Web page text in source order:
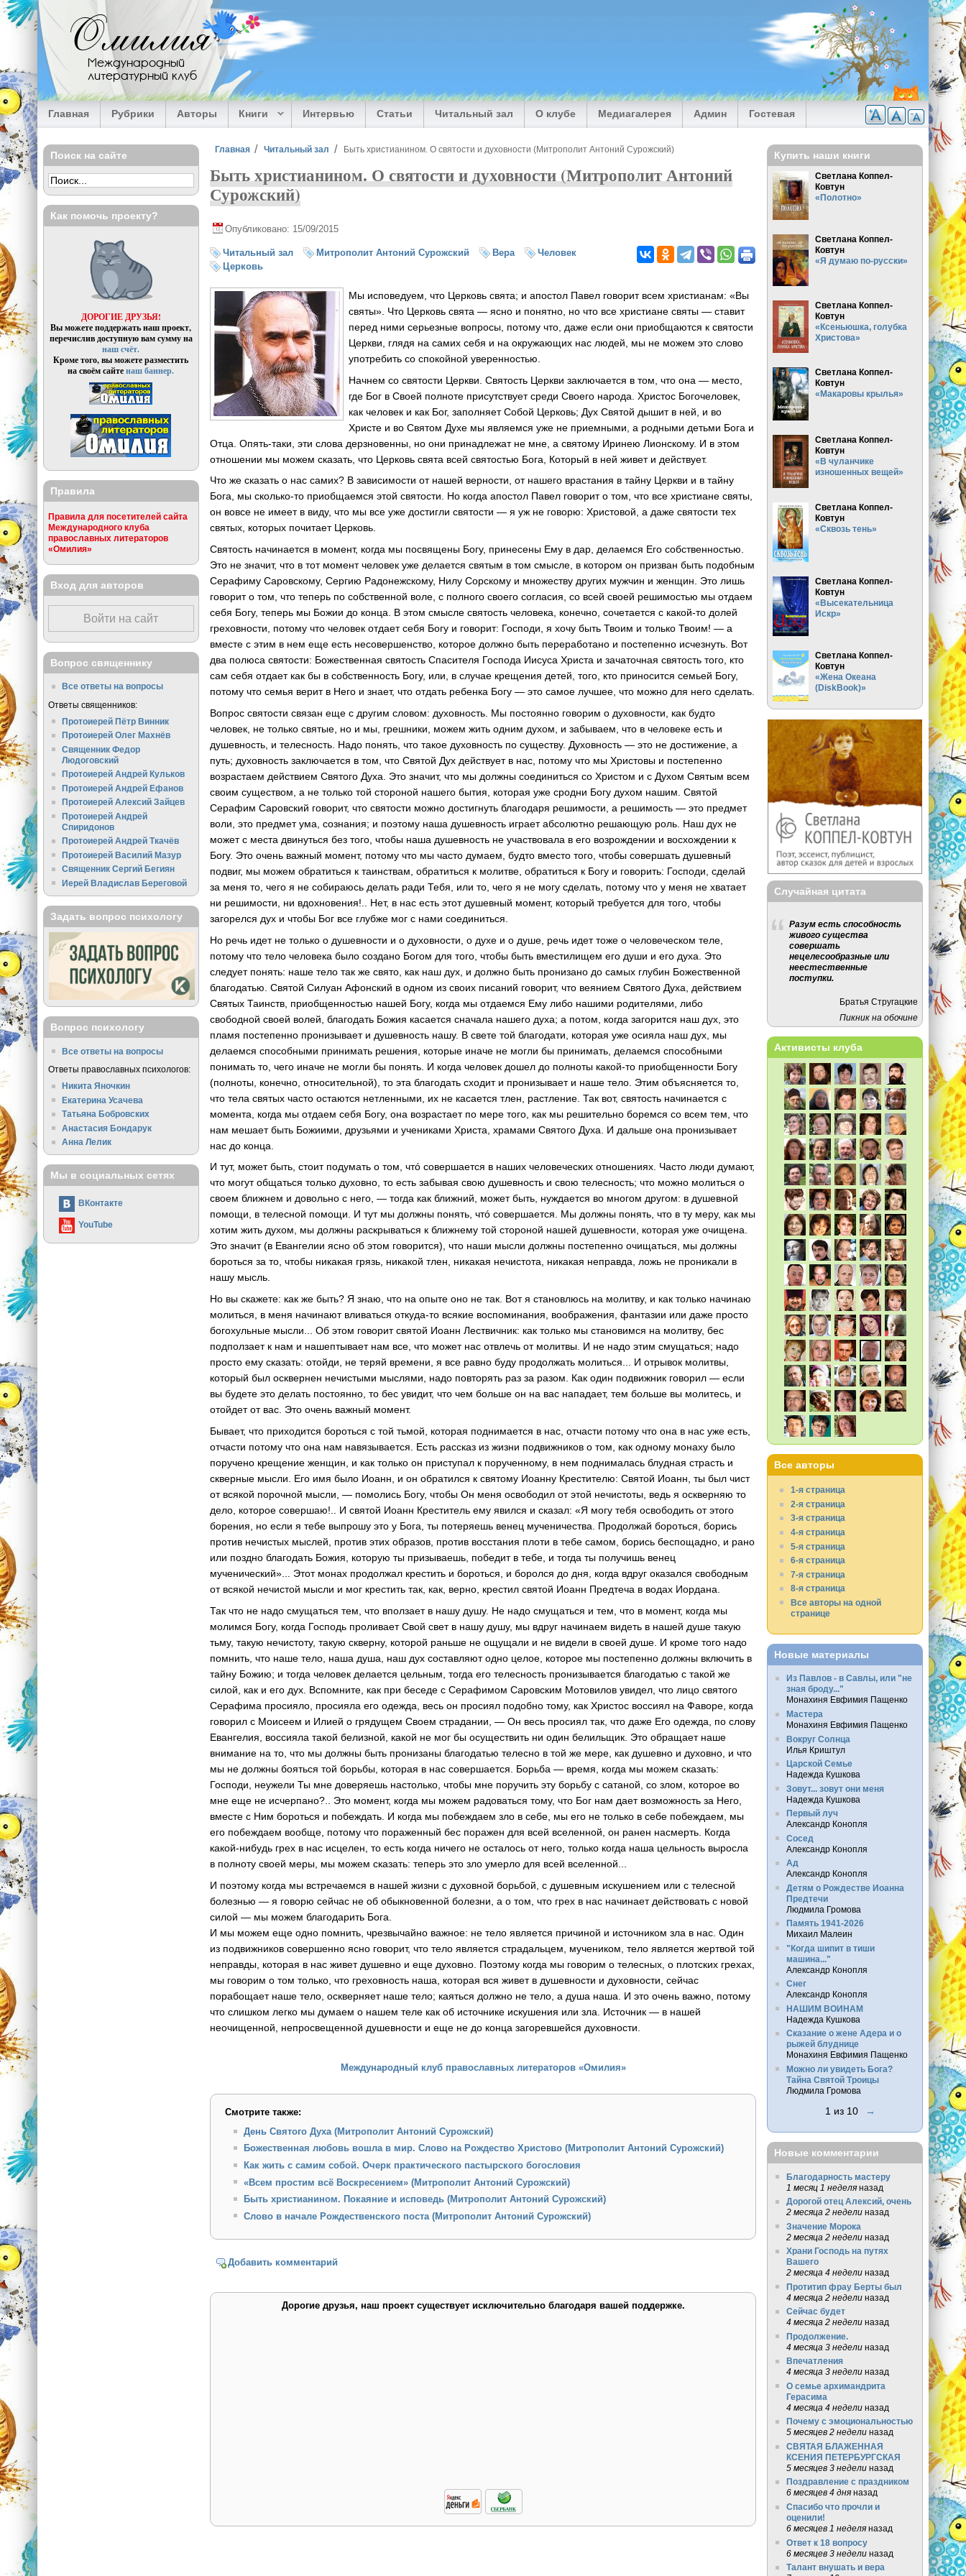
Перейти к основному содержанию
Омилия
Международный
литературный клуб
Главная Рубрики Авторы Книги Интервью Статьи Читальный зал О клубе Медиагалерея Админ Гостевая
Вы здесь
Главная Читальный зал Быть христианином. О святости и духовности (Митрополит Антоний Сурожский)
Быть христианином. О святости и духовности (Митрополит Антоний
Сурожский)
Опубликовано: 15/09/2015
Читальный зал Митрополит Антоний Сурожский Вера
Человек
Церковь
Мы исповедуем, что Церковь свята; и апостол Павел говорит всем христианам: «Вы
святы». Что Церковь свята — ясно и понятно, но что все христиане святы — ставит
перед ними серьезные вопросы, потому что, даже если они приобщаются к святости
Церкви, глядя на самих себя и на окружающих нас людей, мы не можем это слово
употребить со спокойной уверенностью.
Начнем со святости Церкви. Святость Церкви заключается в том, что она — место,
где Бог в Своей полноте присутствует среди Своего народа. Христос Богочеловек,
как человек и как Бог, заполняет Собой Церковь; Дух Святой дышит в ней, и во
Христе и во Святом Духе мы являемся уже не приемными, а родными детьми Бога и
Отца. Опять-таки, эти слова дерзновенны, но они принадлежат не мне, а святому Иринею Лионскому. И в этом
отношении мы можем сказать, что Церковь свята всей святостью Бога, Который в ней живет и действует.
Что же сказать о нас самих? В зависимости от нашей верности, от нашего врастания в тайну Церкви и в тайну
Бога, мы сколько-то приобщаемся этой святости. Но когда апостол Павел говорит о том, что все христиане святы,
он вовсе не имеет в виду, что мы все уже достигли святости — я уж не говорю: Христовой, а даже святости тех
святых, которых почитает Церковь.
Святость начинается в момент, когда мы посвящены Богу, принесены Ему в дар, делаемся Его собственностью.
Это не значит, что в тот момент человек уже делается святым в том смысле, в котором он призван быть подобным
Серафиму Саровскому, Сергию Радонежскому, Нилу Сорскому и множеству других мужчин и женщин. Это лишь
говорит о том, что теперь по собственной воле, с полного своего согласия, со всей своей решимостью мы отдаем
себя Богу, теперь мы Божии до конца. В этом смысле святость человека, конечно, сочетается с какой-то долей
греховности, потому что человек отдает себя Богу и говорит: Господи, я хочу быть Твоим и только Твоим! — а
вместе с этим в нем еще есть несовершенство, которое должно быть переработано и постепенно исчезнуть. Вот
два полюса святости: Божественная святость Спасителя Господа Иисуса Христа и зачаточная святость того, кто
сам себя отдает как бы в собственность Богу, или, в случае крещения детей, того, кто приносится семьей Богу,
потому что семья верит в Него и знает, что отдать ребенка Богу — это самое лучшее, что можно для него сделать.
Вопрос святости связан еще с другим словом: духовность. Мы постоянно говорим о духовности, как будто
человек, не только святые, но и мы, грешники, можем жить одним духом, и забываем, что в человеке есть и
душевность, и телесность. Надо понять, что такое духовность по существу. Духовность — это не достижение, а
путь; духовность заключается в том, что Святой Дух действует в нас, потому что мы Христовы и постепенно
возрастаем действием Святого Духа. Это значит, что мы должны соединиться со Христом и с Духом Святым всем
своим существом, а не только той стороной нашего бытия, которая уже сродни Богу духом нашим. Святой
Серафим Саровский говорит, что святости можно достигнуть благодаря решимости, а решимость — это предмет
воли, это предмет ума, сознания; и поэтому наша душевность играет абсолютно решающую роль. Наш дух не
может с места двинуться без того, чтобы наша душевность не участвовала в его возрождении и восхождении к
Богу. Это очень важный момент, потому что мы часто думаем, будто вместо того, чтобы совершать душевный
подвиг, мы можем обратиться к таинствам, обратиться к молитве, обратиться к Богу и говорить: Господи, сделай
за меня то, чего я не собираюсь делать ради Тебя, или то, чего я не могу сделать, потому что у меня не хватает
ни решимости, ни вдохновения!.. Нет, в нас есть этот душевный момент, который требуется для того, чтобы
загорелся дух и чтобы Бог все глубже мог с нами соединиться.
Но речь идет не только о душевности и о духовности, о духе и о душе, речь идет тоже о человеческом теле,
потому что тело человека было создано Богом для того, чтобы быть вместилищем его души и его духа. Это
следует понять: наше тело так же свято, как наш дух, и должно быть пронизано до самых глубин Божественной
благодатью. Святой Силуан Афонский в одном из своих писаний говорит, что веянием Святого Духа, действием
Святых Таинств, приобщенностью нашей Богу, когда мы отдаемся Ему либо нашими родителями, либо
свободной своей волей, благодать Божия касается сначала нашего духа; а потом, когда загорится наш дух, это
пламя постепенно пронизывает и душевность нашу. В свете той благодати, которая уже осияла наш дух, мы
делаемся способными принимать решения, которые иначе не могли бы принимать, делаемся способными
понимать то, чего иначе не могли бы понять. И когда человек дошел до полноты какой-то приобщенности Богу
(полноты, конечно, относительной), то эта благодать сходит и пронизывает и наше тело. Этим объясняется то,
что тела святых часто остаются нетленными, их не касается тлен, растление. Так вот, святость начинается с
момента, когда мы отдаем себя Богу, она возрастает по мере того, как мы решительно боремся со всем тем, что
нам мешает быть Божиими, друзьями и учениками Христа, храмами Святого Духа. И дальше она пронизывает
нас до конца.
И тут, может быть, стоит подумать о том, чтó совершается в наших человеческих отношениях. Часто люди думают,
что могут общаться только духовно, то есть забывая свою душевность и свою телесность; что можно молиться о
своем ближнем и довольно с него, — тогда как ближний, может быть, нуждается во многом другом: в душевной
помощи, в телесной помощи. И тут мы должны понять, чтó совершается. Мы должны понять, что в ту меру, как мы
хотим жить духом, мы должны раскрываться к ближнему той стороной нашей душевности, которая уже очищена.
Это значит (в Евангелии ясно об этом говорится), что наши мысли должны постепенно очищаться, мы должны
бороться за то, чтобы никакая грязь, никакой тлен, никакая нечистота, никакая неправда, ложь не проникали в
нашу мысль.
Но вы скажете: как же быть? Я знаю, что на опыте оно не так. Вот я становлюсь на молитву, и как только начинаю
молиться, в меня начинают вливаться откуда-то всякие воспоминания, воображения, фантазии или даже просто
богохульные мысли... Об этом говорит святой Иоанн Лествичник: как только мы становимся на молитву, бес
подползает к нам и нашептывает нам все, что может нас отвлечь от молитвы. И не надо этим смущаться; надо
просто ему сказать: отойди, не теряй времени, я все равно буду продолжать молиться... И отрывок молитвы,
который был осквернен нечистыми мыслями, надо повторять раз за разом. Как один подвижник говорил — если
вы будете это делать постоянно, то бес увидит, что чем больше он на вас нападает, тем больше вы молитесь, и
отойдет от вас. Это очень важный момент.
Бывает, что приходится бороться с той тьмой, которая поднимается в нас, отчасти потому что она в нас уже есть,
отчасти потому что она нам навязывается. Есть рассказ из жизни подвижников о том, как одному монаху было
поручено крещение женщин, и как только он приступал к порученному, в нем поднималась блудная страсть и
скверные мысли. Его имя было Иоанн, и он обратился к святому Иоанну Крестителю: Святой Иоанн, ты был чист
от всякой порочной мысли, — помолись Богу, чтобы Он меня освободил от этой нечистоты, ведь я оскверняю то
дело, которое совершаю!.. И святой Иоанн Креститель ему явился и сказал: «Я могу тебя освободить от этого
борения, но если я тебе выпрошу это у Бога, ты потеряешь венец мученичества. Продолжай бороться, борись
против нечистых мыслей, против этих образов, против восстания плоти в тебе самом, борись беспощадно, и рано
или поздно благодать Божия, которую ты призываешь, победит в тебе, и тогда ты получишь венец
мученический»... Этот монах продолжал крестить и бороться, и боролся до дня, когда вдруг оказался свободным
от всякой нечистой мысли и мог крестить так, как, верно, крестил святой Иоанн Предтеча в водах Иордана.
Так что не надо смущаться тем, что вползает в нашу душу. Не надо смущаться и тем, что в момент, когда мы
молимся Богу, когда Господь проливает Свой свет в нашу душу, мы вдруг начинаем видеть в нашей душе такую
тьму, такую нечистоту, такую скверну, которой раньше не ощущали и не видели в своей душе. И кроме того надо
помнить, что наше тело, наша душа, наш дух составляют одно целое, которое мы постепенно должны включить в
тайну Божию; и тогда человек делается цельным, тогда его телесность пронизывается благодатью с такой же
силой, как и его дух. Вспомните, как при беседе с Серафимом Саровским Мотовилов увидел, что лицо святого
Серафима просияло, просияла его одежда, весь он просиял подобно тому, как Христос воссиял на Фаворе, когда
говорил с Моисеем и Илией о грядущем Своем страдании, — Он весь просиял так, что даже Его одежда, по слову
Евангелия, воссияла такой белизной, какой не мог бы осуществить ни один белильщик. Это обращает наше
внимание на то, что мы должны быть пронизаны благодатью телесно в той же мере, как душевно и духовно, и что
мы не должны бояться той борьбы, которая в нас совершается. Борьба — время, когда мы можем сказать:
Господи, неужели Ты мне доверяешь настолько, чтобы мне поручить эту борьбу с сатаной, со злом, которое во
мне еще не исчерпано?.. Это момент, когда мы можем радоваться тому, что Бог нам дает возможность за Него,
вместе с Ним бороться и побеждать. И когда мы побеждаем зло в себе, мы его не только в себе побеждаем, мы
его побеждаем вообще, потому что пораженный бес поражен для всей вселенной, он ранен насмерть. Когда
какой-нибудь грех в нас исцелен, то есть когда ничего не осталось от него, только когда наша цельность выросла
в полноту своей меры, мы можем сказать: теперь это зло умерло для всей вселенной...
И поэтому когда мы встречаемся в нашей жизни с духовной борьбой, с душевным искушением или с телесной
болезнью — я говорю сейчас не об обыкновенной болезни, а о том, что грех в нас начинает действовать с новой
силой — мы можем благодарить Бога.
И мы можем еще одно помнить, чрезвычайно важное: не тело является причиной и источником зла в нас. Один
из подвижников совершенно ясно говорит, что тело является страдальцем, мучеником, тело является жертвой той
неправды, которая в нас живет душевно и еще духовно. Поэтому когда мы говорим о телесных, о плотских грехах,
мы говорим о том только, что греховность наша, которая вся живет в душевности и духовности, сейчас
порабощает наше тело, оскверняет наше тело; каяться должно не тело, а душа наша. И это очень важно, потому
что слишком легко мы думаем о нашем теле как об источнике искушения или зла. Источник — в нашей
неочищенной, непросвещенной душевности и еще не до конца загоревшейся духовности.
Международный клуб православных литераторов «Омилия»
Смотрите также:
День Святого Духа (Митрополит Антоний Сурожский)
Божественная любовь вошла в мир. Слово на Рождество Христово (Митрополит Антоний Сурожский)
Как жить с самим собой. Очерк практического пастырского богословия
«Всем простим всё Воскресением» (Митрополит Антоний Сурожский)
Быть христианином. Покаяние и исповедь (Митрополит Антоний Сурожский)
Слово в начале Рождественского поста (Митрополит Антоний Сурожский)
Добавить комментарий
Дорогие друзья, наш проект существует исключительно благодаря вашей поддержке.
Поиск на сайте
Как помочь проекту?
ДОРОГИЕ ДРУЗЬЯ!
Вы можете поддержать наш проект,
перечислив доступную вам сумму на
наш счёт.
Кроме того, вы можете разместить
на своём сайтенаш баннер.
Правила
Правила для посетителей сайта
Международного клуба
православных литераторов
«Омилия»
Вход для авторов
Войти на сайт
Вопрос священнику
Все ответы на вопросы
Ответы священников:
Протоиерей Пётр Винник
Протоиерей Олег Махнёв
Священник Федор
Людоговский
Протоиерей Андрей Кульков
Протоиерей Андрей Ефанов
Протоиерей Алексий Зайцев
Протоиерей Андрей
Спиридонов
Протоиерей Андрей Ткачёв
Протоиерей Василий Мазур
Священник Сергий Бегиян
Иерей Владислав Береговой
Задать вопрос психологу
Вопрос психологу
Все ответы на вопросы
Ответы православных психологов:
Никита Яночкин
Екатерина Усачева
Татьяна Бобровских
Анастасия Бондарук
Анна Лелик
Мы в социальных сетях
ВКонтакте
YouTube
Купить наши книги
Светлана Коппел-
Ковтун
«Полотно»
Светлана Коппел-
Ковтун
«Я думаю по-русски»
Светлана Коппел-
Ковтун
«Ксеньюшка, голубка
Христова»
Светлана Коппел-
Ковтун
«Макаровы крылья»
Светлана Коппел-
Ковтун
«В чуланчике
изношенных вещей»
Светлана Коппел-
Ковтун
«Сквозь тень»
Светлана Коппел-
Ковтун
«Высекательница
Искр»
Светлана Коппел-
Ковтун
«Жена Океана
(DiskBook)»
Случайная цитата
Разум есть способность
живого существа
совершать
нецелесообразные или
неестественные
поступки.
Братья Стругацкие
Пикник на обочине
Активисты клуба
Все авторы
1-я страница
2-я страница
3-я страница
4-я страница
5-я страница
6-я страница
7-я страница
8-я страница
Все авторы на одной
странице
Новые материалы
Из Павлов - в Савлы, или "не
зная броду..."
Монахиня Евфимия Пащенко
Мастера
Монахиня Евфимия Пащенко
Вокруг Солнца
Илья Криштул
Царской Семье
Надежда Кушкова
Зовут... зовут они меня
Надежда Кушкова
Первый луч
Александр Конопля
Сосед
Александр Конопля
Ад
Александр Конопля
Детям о Рождестве Иоанна
Предтечи
Людмила Громова
Память 1941-2026
Михаил Малеин
"Когда шипит в тиши
машина..."
Александр Конопля
Снег
Александр Конопля
НАШИМ ВОИНАМ
Надежда Кушкова
Сказание о жене Адера и о
рыжей блуднице
Монахиня Евфимия Пащенко
Можно ли увидеть Бога?
Тайна Святой Троицы
Людмила Громова
1 из 10 →
Новые комментарии
Благодарность мастеру
1 месяц 1 неделяназад
Дорогой отец Алексий, очень
2 месяца 2 неделиназад
Значение Морока
2 месяца 2 неделиназад
Храни Господь на путях
Вашего
2 месяца 4 неделиназад
Протитип фрау Берты был
4 месяца 2 неделиназад
Сейчас будет
4 месяца 2 неделиназад
Продолжение.
4 месяца 3 неделиназад
Впечатления
4 месяца 3 неделиназад
О семье архимандрита
Герасима
4 месяца 4 неделиназад
Почему с эмоциональностью
5 месяцев 2 неделиназад
СВЯТАЯ БЛАЖЕННАЯ
КСЕНИЯ ПЕТЕРБУРГСКАЯ
5 месяцев 3 неделиназад
Поздравление с праздником
6 месяцев 4 дняназад
Спасибо что прочли и
оценили!
6 месяцев 1 неделяназад
Ответ к 18 вопросу
6 месяцев 3 неделиназад
Талант внушать и вера